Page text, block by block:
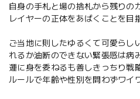
自身の手札と場の捨札から残りの
レイヤーの正体をあばくことを目
ご当地に則したゆるくて可愛らし
れるか油断のできない緊張感は病
運に身を委ねるも善しきっちり戦
ルールで年齢や性別を問わずワイ